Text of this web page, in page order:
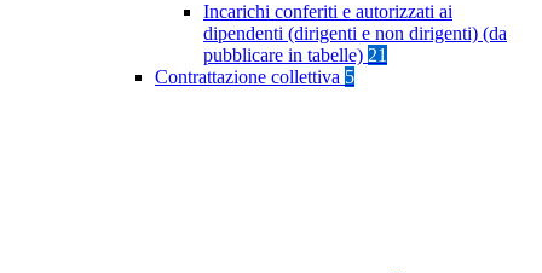
Incarichi conferiti e autorizzati ai
dipendenti (dirigenti e non dirigenti) (da
pubblicare in tabelle) 21
Contrattazione collettiva 5